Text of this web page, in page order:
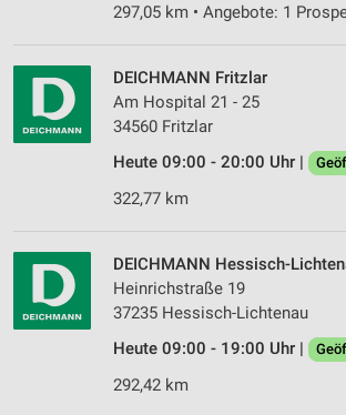
297,05 km • Angebote: 1
DEICHMANN Fritzlar
Am Hospital 21 - 25
34560 Fritzlar
Heute 09:00 - 20:00 Uhr |
322,77 km
DEICHMANN Hessisch-
Heinrichstraße 19
37235 Hessisch-Lichtenau
Heute 09:00 - 19:00 Uhr |
292,42 km